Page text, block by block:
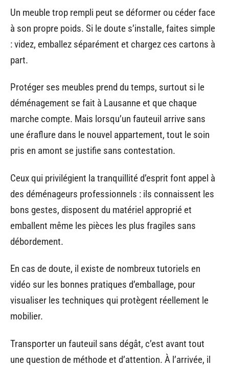
Un meuble trop rempli peut se déformer ou céder face
à son propre poids. Si le doute s’installe, faites simple
: videz, emballez séparément et chargez ces cartons à
part.
Protéger ses meubles prend du temps, surtout si le
déménagement se fait à Lausanne et que chaque
marche compte. Mais lorsqu’un fauteuil arrive sans
une éraflure dans le nouvel appartement, tout le soin
pris en amont se justifie sans contestation.
Ceux qui privilégient la tranquillité d’esprit font appel à
des déménageurs professionnels : ils connaissent les
bons gestes, disposent du matériel approprié et
emballent même les pièces les plus fragiles sans
débordement.
En cas de doute, il existe de nombreux tutoriels en
vidéo sur les bonnes pratiques d’emballage, pour
visualiser les techniques qui protègent réellement le
mobilier.
Transporter un fauteuil sans dégât, c’est avant tout
une question de méthode et d’attention. À l’arrivée, il